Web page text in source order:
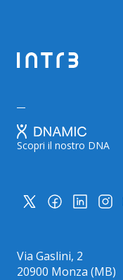
Scopri il nostro DNA
Via Gaslini, 2
20900 Monza (MB)